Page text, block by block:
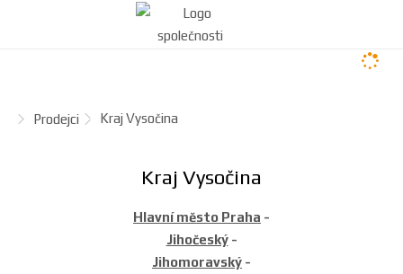
Ú
Prodejci Kraj Vysočina
Kraj Vysočina
Hlavní město Praha -
Jihočeský-
Jihomoravský -